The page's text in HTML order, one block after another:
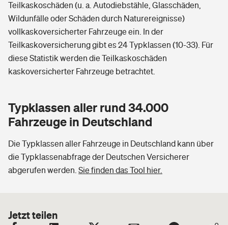
Teilkaskoschäden (u. a. Autodiebstähle, Glasschäden,
Wildunfälle oder Schäden durch Naturereignisse)
vollkaskoversicherter Fahrzeuge ein. In der
Teilkaskoversicherung gibt es 24 Typklassen (10-33). Für
diese Statistik werden die Teilkaskoschäden
kaskoversicherter Fahrzeuge betrachtet.
Typklassen aller rund 34.000
Fahrzeuge in Deutschland
Die Typklassen aller Fahrzeuge in Deutschland kann über
die Typklassenabfrage der Deutschen Versicherer
abgerufen werden. Sie finden das Tool hier.
Jetzt teilen